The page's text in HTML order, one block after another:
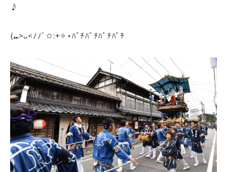
♪
(⑉>ᴗ<ﾉﾉﾞ✩:+✧︎⋆ﾊﾟﾁﾊﾟﾁﾊﾟﾁﾊﾟﾁ